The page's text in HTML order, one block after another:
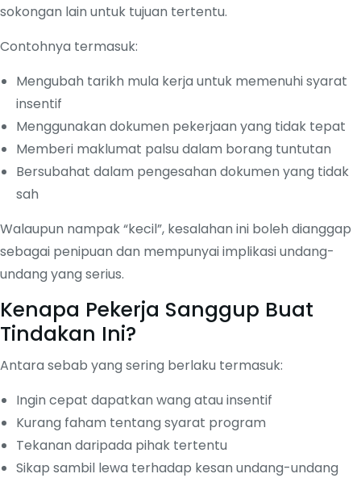
sokongan lain untuk tujuan tertentu.
Contohnya termasuk:
Mengubah tarikh mula kerja untuk memenuhi syarat
insentif
Menggunakan dokumen pekerjaan yang tidak tepat
Memberi maklumat palsu dalam borang tuntutan
Bersubahat dalam pengesahan dokumen yang tidak
sah
Walaupun nampak “kecil”, kesalahan ini boleh dianggap
sebagai penipuan dan mempunyai implikasi undang-
undang yang serius.
Kenapa Pekerja Sanggup Buat
Tindakan Ini?
Antara sebab yang sering berlaku termasuk:
Ingin cepat dapatkan wang atau insentif
Kurang faham tentang syarat program
Tekanan daripada pihak tertentu
Sikap sambil lewa terhadap kesan undang-undang